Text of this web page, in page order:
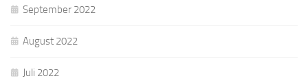
September 2022
August 2022
Juli 2022